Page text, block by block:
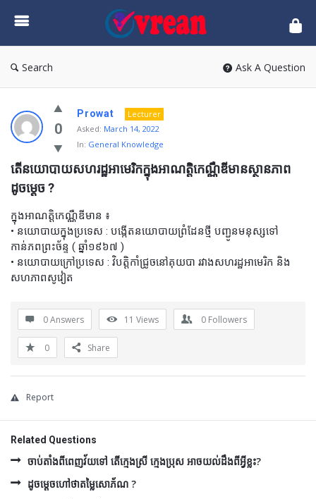
vrean.com
Search Ask A Question
0
Prowat
Lecturer
Asked: March 14, 2022
In: General Knowledge
តើនយោបាយសហរដ្ឋអាមេរិកក្នុងអាណត្តិកេណ្ណឺឌីមានស្ថានភាព
ដូចម្តេច ?
ក្នុងអាណត្តិកេណ្ណឺឌីមាន ៖
• នយោបាយក្នុងប្រទេស : បង្កើតនយោបាយព្រំដែនថ្មី បញ្ជូនមនុស្សទៅ
កាន់ភពព្រះច័ន្ទ ( ឆ្នាំ១៩៦៧ )
• នយោបាយក្រៅប្រទេស : វិបត្តិកាំជ្រូចនៅគុយបា រវាងសហរដ្ឋអាមេរិក និង
សហភាពសូវៀត
0 Answers 11 Views 0 Followers
0 Share
Report
Related Questions
ចាប់តាំងពីពេញវ័យទៅ តើក្មេងស្រី ក្មេងប្រុស អាចយល់ដឹងពីអ្វីខ្លះ?
ដូចម្ដេចហៅថាតម្លៃសោភ័ណ ?